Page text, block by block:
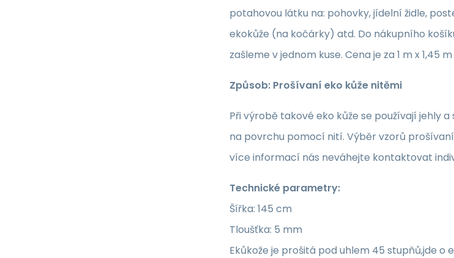
potahovou látku na: pohovky, jídelní židle,
ekokůže (na kočárky) atd. Do nákupního
zašleme v jednom kuse. Cena je za 1 m x
Způsob: Prošívaní eko kůže nitěmi
Při výrobě takové eko kůže se používají jehly
na povrchu pomocí nití. Výběr vzorů
více informací nás neváhejte kontaktovat
Technické parametry:
Šířka: 145 cm
Tloušťka: 5 mm
Ekůkože je prošitá pod uhlem 45 stupňů,jde